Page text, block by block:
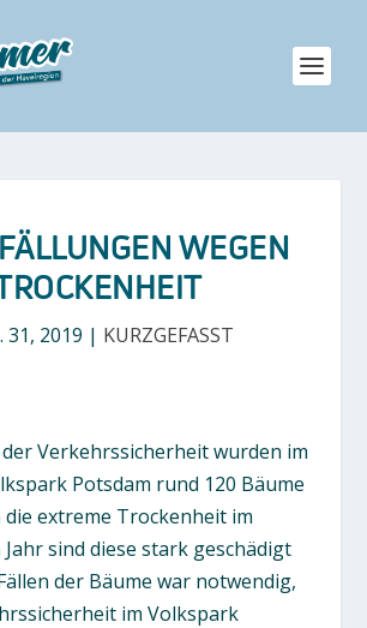
WEGEN
31, 2019 | KURZGEFASST
Verkehrssicherheit wurden im
Potsdam rund 120 Bäume
extreme Trockenheit im
sind diese stark geschädigt
der Bäume war notwendig,
im Volkspark